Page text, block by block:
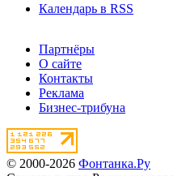
Календарь в RSS
Партнёры
О сайте
Контакты
Реклама
Бизнес-трибуна
© 2000-2026 Фонтанка.Ру